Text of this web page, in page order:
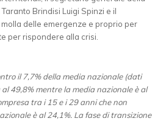
Brindisi Luigi Spinzi e il
delle emergenze e proprio per
per rispondere alla crisi.
il 7,7% della media nazionale (dati
49,8% mentre la media nazionale è al
tra i 15 e i 29 anni che non
è al 24,1%. La fase di transizione